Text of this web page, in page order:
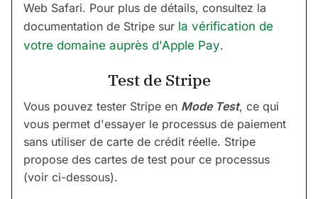
Web Safari. Pour plus de détails, consultez la
documentation de Stripe sur la vérification de
votre domaine auprès d'Apple Pay.
Test de Stripe
Vous pouvez tester Stripe en Mode Test, ce qui
vous permet d'essayer le processus de paiement
sans utiliser de carte de crédit réelle. Stripe
propose des cartes de test pour ce processus
(voir ci-dessous).